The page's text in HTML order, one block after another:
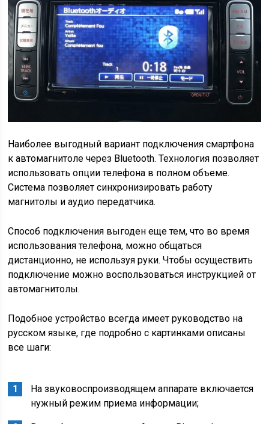
Наиболее выгодный вариант подключения смартфона
к автомагнитоле через Bluetooth. Технология позволяет
использовать опции телефона в полном объеме.
Система позволяет синхронизировать работу
магнитолы и аудио передатчика.
Способ подключения выгоден еще тем, что во время
использования телефона, можно общаться
дистанционно, не используя руки. Чтобы осуществить
подключение можно воспользоваться инструкцией от
автомагнитолы.
Подобное устройство всегда имеет руководство на
русском языке, где подробно с картинками описаны
все шаги:
На звуковоспроизводящем аппарате включается
нужный режим приема информации;